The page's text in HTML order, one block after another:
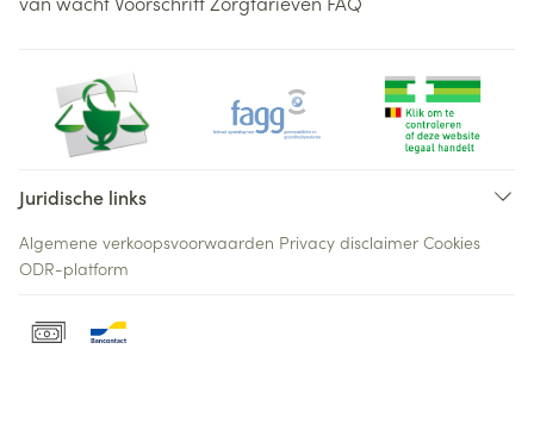
Juridische links
Algemene verkoopsvoorwaarden Privacy disclaimer Cookies
ODR-platform